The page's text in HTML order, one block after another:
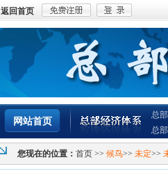
返回首页
网站首页
总
总
您现在的位置： 首页 >> 候鸟>> 未定>>